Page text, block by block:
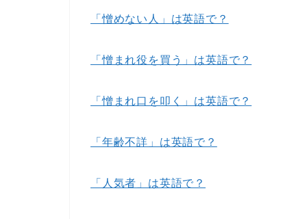
「憎めない人」は英語で？
「憎まれ役を買う」は英語で？
「憎まれ口を叩く」は英語で？
「年齢不詳」は英語で？
「人気者」は英語で？